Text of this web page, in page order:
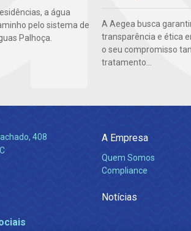
a água
pelo sistema de
Palhoça.
A Aegea busca
transparência e ética
o seu compromisso
tratamento...
408
A Empresa
Quem Somos
Compliance
Notícias